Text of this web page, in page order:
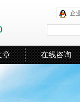
企
章 在线咨询